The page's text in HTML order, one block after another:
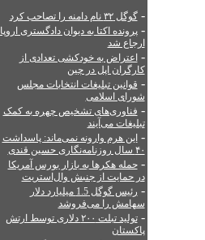
-گوگل ۳۲ نام دامنه را تصاحب کرد
-پرونده اکتا به دیوان دادگستری اروپا
ارجاع شد
- اعتراض به خودکشی تعدادی از
کارگران اپل در چین
- قوانین تبلیغات انتخابات مجلس
شورای اسلامی
- فناوری‌های تشخیص چهره به کمک
تبلیغات می‌آیند
-این هرم وارونه نمی‌ماند: پاسداشت
۴۰ سال روزنامه‌نگاری حسین قندی
-حمله هکرها به بازار بورس آمریکا
در حمایت از جنبش وال‌استریت
-
رئیس گوگل 1.5 میلیارد دلار
سهامش را می‌فروشد
-
تولید تبلت ۲۰۰ دلاری توسط ارتش
پاکستان